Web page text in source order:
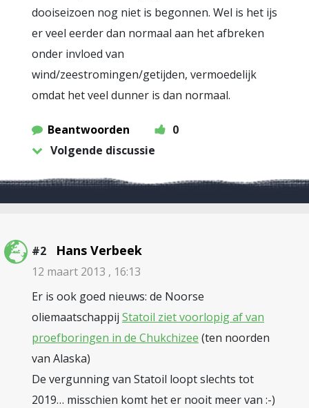
dooiseizoen nog niet is begonnen. Wel is het ijs
er veel eerder dan normaal aan het afbreken
onder invloed van
wind/zeestromingen/getijden, vermoedelijk
omdat het veel dunner is dan normaal.
Beantwoorden
0
Volgende discussie
#2 Hans Verbeek
12 maart 2013 , 16:13
Er is ook goed nieuws: de Noorse
oliemaatschappij Statoil ziet voorlopig af van
proefboringen in de Chukchizee (ten noorden
van Alaska)
De vergunning van Statoil loopt slechts tot
2019… misschien komt het er nooit meer van :-)